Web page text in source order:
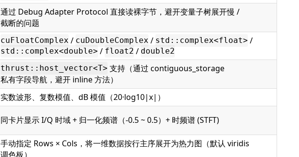
通过 Debug Adapter Protocol 直接读裸字节，避开变量子树展开慢 /
截断的问题
cuFloatComplex / cuDoubleComplex / std::complex<float> /
std::complex<double> / float2 / double2
thrust::host_vector<T> 支持（通过 contiguous_storage
私有字段导航，避开 inline 方法）
实数波形、复数模值、dB 模值（20·log10|x|）
同卡片显示 I/Q 时域 + 归一化频谱（-0.5 ~ 0.5）+ 时频谱 (STFT)
手动指定 Rows × Cols，将一维数据按行主序展开为热力图（默认 viridis
调色板）